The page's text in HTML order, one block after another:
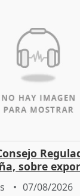
sobre
07/08/2026